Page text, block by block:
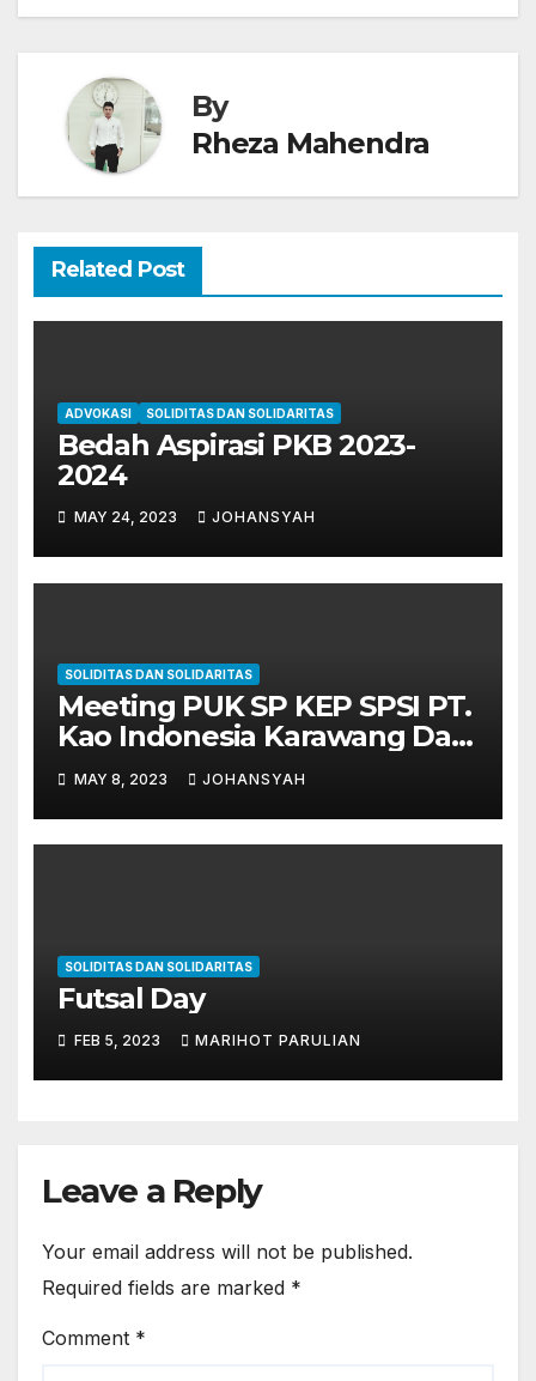
By
Rheza Mahendra
Related Post
ADVOKASI SOLIDITAS DAN SOLIDARITAS
Bedah Aspirasi PKB 2023-
2024
MAY 24, 2023 JOHANSYAH
SOLIDITAS DAN SOLIDARITAS
Meeting PUK SP KEP SPSI PT.
Kao Indonesia Karawang Dan
Cikarang
MAY 8, 2023 JOHANSYAH
SOLIDITAS DAN SOLIDARITAS
Futsal Day
FEB 5, 2023 MARIHOT PARULIAN
Leave a Reply
Your email address will not be published.
Required fields are marked *
Comment *